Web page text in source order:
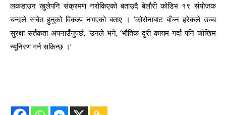
लकडाउन खुलेपनि संक्रमण नरोकिएको बताउदै बेलौरी कोडिभ १९ संयोजक
चन्दले सचेत हुनुको विकल्प नभएको बताए । ‘कोरोनाबाट बाँच्न हरेकले उच्च
सुरक्षा सर्तकता अपनाउँनुपर्छ, ‘उनले भने, ‘भौतिक दुरी कायम गर्दा पनि जोखिम
न्यूनिरण गर्न सकिन्छ ।’